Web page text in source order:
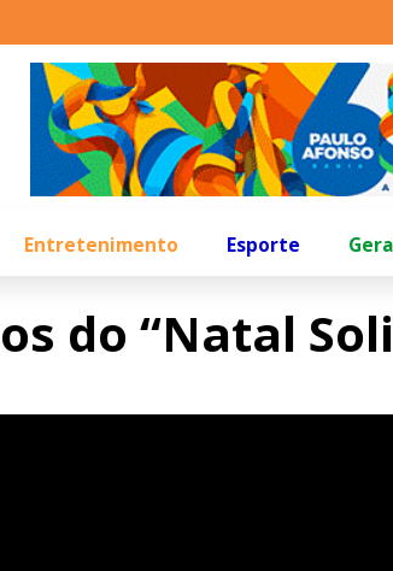
Entretenimento Esporte
do “Natal